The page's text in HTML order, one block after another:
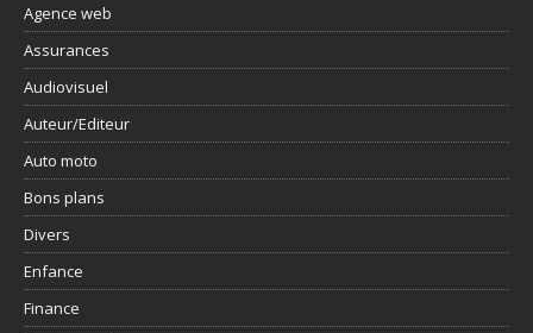
Agence web
Assurances
Audiovisuel
Auteur/Editeur
Auto moto
Bons plans
Divers
Enfance
Finance